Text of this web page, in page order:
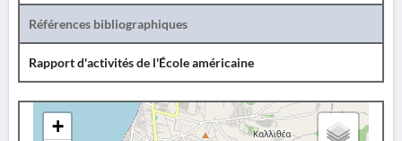
Références bibliographiques
Rapport d'activités de l'École américaine
+